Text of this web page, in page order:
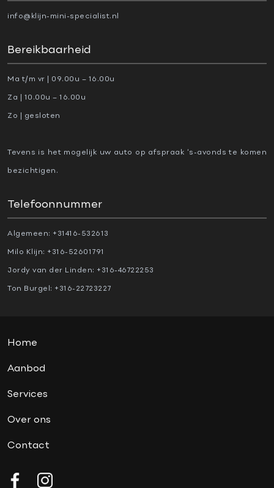
info@klijn-mini-specialist.nl
Bereikbaarheid
Ma t/m vr | 09.00u – 16.00u
Za | 10.00u – 16.00u
Zo | gesloten
Tevens is het mogelijk uw auto op afspraak ‘s-avonds te komen
bezichtigen.
Telefoonnummer
Algemeen: +31416-532613
Milo Klijn: +316-52601791
Jordy van der Linden: +316-46722253
Ton Burgel: +316-22723227
Home
Aanbod
Services
Over ons
Contact